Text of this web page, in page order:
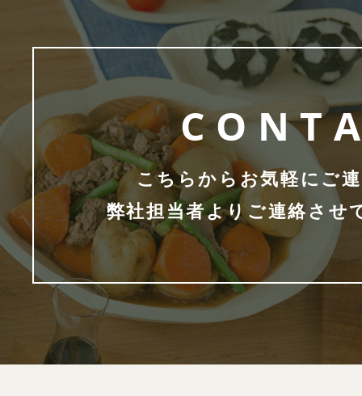
こちらからお気軽にご
弊社担当者よりご連絡させ